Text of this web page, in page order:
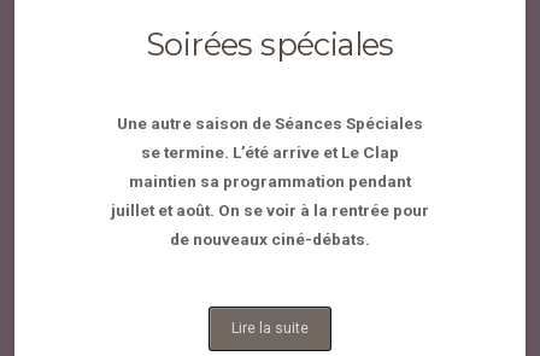
Soirées spéciales
Une autre saison de Séances Spéciales
se termine. L’été arrive et Le Clap
maintien sa programmation pendant
juillet et août. On se voir à la rentrée pour
de nouveaux ciné-débats.
Lire la suite